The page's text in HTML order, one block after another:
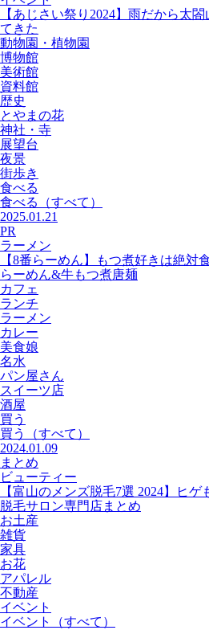
【あじさい祭り2024】雨だから太
てきた
動物園・植物園
博物館
美術館
資料館
歴史
とやまの花
神社・寺
展望台
夜景
街歩き
食べる
食べる
（すべて）
2025.01.21
PR
ラーメン
【8番らーめん】もつ煮好きは絶対
らーめん&牛もつ煮唐麺
カフェ
ランチ
ラーメン
カレー
美食娘
名水
パン屋さん
スイーツ店
酒屋
買う
買う
（すべて）
2024.01.09
まとめ
ビューティー
【富山のメンズ脱毛7選 2024】ヒ
脱毛サロン専門店まとめ
お土産
雑貨
家具
お花
アパレル
不動産
イベント
イベント
（すべて）